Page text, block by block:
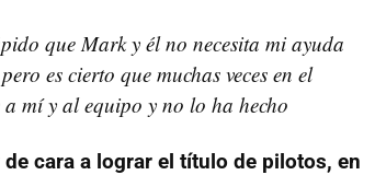
que Mark y él no necesita mi ayuda
es cierto que muchas veces en el
mí y al equipo y no lo ha hecho
cara a lograr el título de pilotos, en